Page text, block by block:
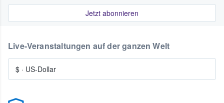
Jetzt abonnieren
Live-Veranstaltungen auf der ganzen Welt
$ · US-Dollar